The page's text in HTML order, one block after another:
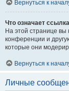
Вернуться к
Что означает
На этой странице вы
конференции и
которые они
Вернуться к
Личные